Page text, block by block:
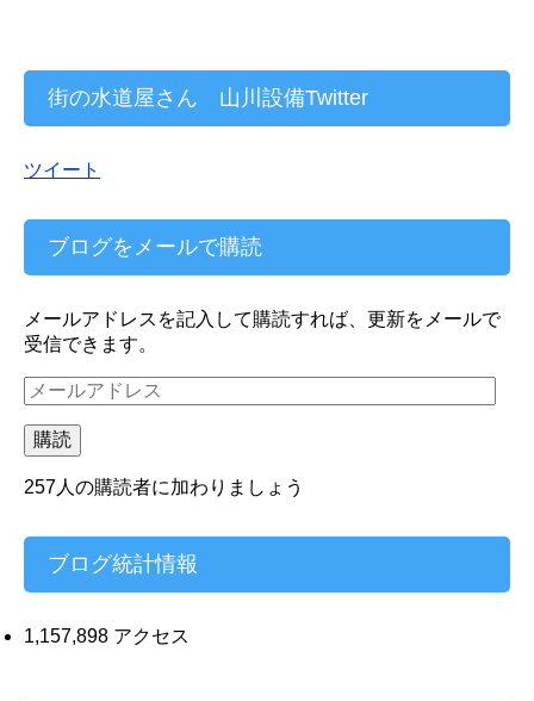
街の水道屋さん 山川設備Twitter
ツイート
ブログをメールで購読
メールアドレスを記入して購読すれば、更新をメールで
受信できます。
メ
ル
ア
ド
ス
購読
257人の購読者に加わりましょう
ブログ統計情報
1,157,898 アクセス